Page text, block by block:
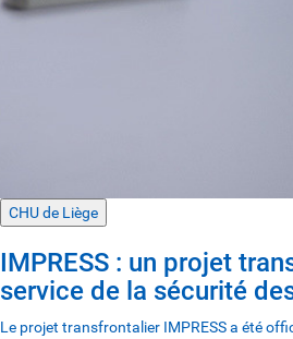
CHU de Liège
IMPRESS : un projet
service de la sécurité
Le projet transfrontalier IMPRESS a été